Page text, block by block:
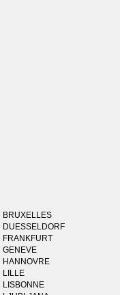
BRUXELLES
DUESSELDORF
FRANKFURT
GENEVE
HANNOVRE
LILLE
LISBONNE